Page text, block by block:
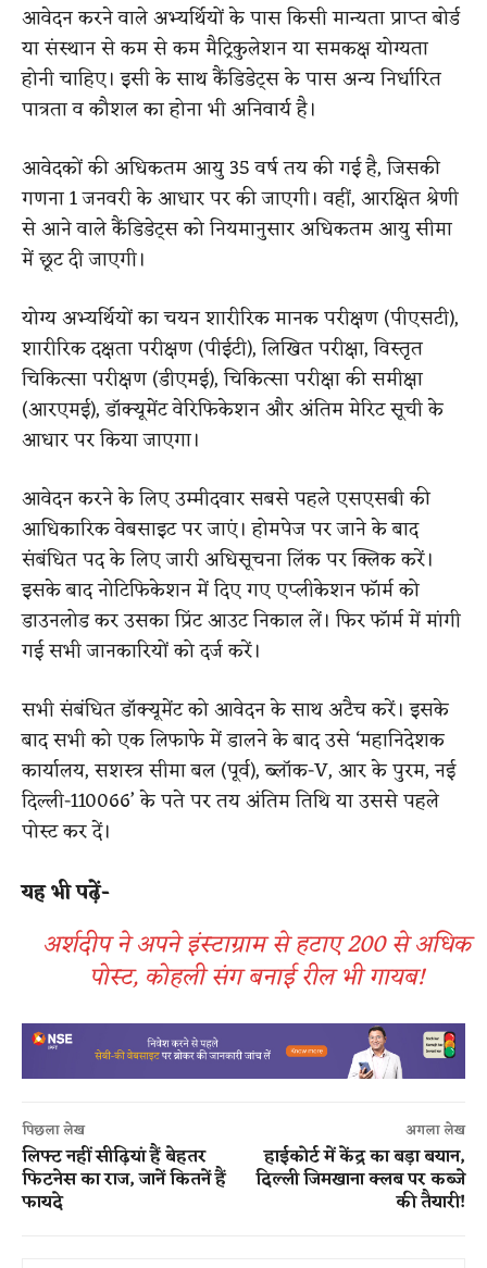
आवेदन करने वाले अभ्यर्थियों के पास किसी मान्यता प्राप्त बोर्ड
या संस्थान से कम से कम मैट्रिकुलेशन या समकक्ष योग्यता
होनी चाहिए। इसी के साथ कैंडिडेट्स के पास अन्य निर्धारित
पात्रता व कौशल का होना भी अनिवार्य है।
आवेदकों की अधिकतम आयु 35 वर्ष तय की गई है, जिसकी
गणना 1 जनवरी के आधार पर की जाएगी। वहीं, आरक्षित श्रेणी
से आने वाले कैंडिडेट्स को नियमानुसार अधिकतम आयु सीमा
में छूट दी जाएगी।
योग्य अभ्यर्थियों का चयन शारीरिक मानक परीक्षण (पीएसटी),
शारीरिक दक्षता परीक्षण (पीईटी), लिखित परीक्षा, विस्तृत
चिकित्सा परीक्षण (डीएमई), चिकित्सा परीक्षा की समीक्षा
(आरएमई), डॉक्यूमेंट वेरिफिकेशन और अंतिम मेरिट सूची के
आधार पर किया जाएगा।
आवेदन करने के लिए उम्मीदवार सबसे पहले एसएसबी की
आधिकारिक वेबसाइट पर जाएं। होमपेज पर जाने के बाद
संबंधित पद के लिए जारी अधिसूचना लिंक पर क्लिक करें।
इसके बाद नोटिफिकेशन में दिए गए एप्लीकेशन फॉर्म को
डाउनलोड कर उसका प्रिंट आउट निकाल लें। फिर फॉर्म में मांगी
गई सभी जानकारियों को दर्ज करें।
सभी संबंधित डॉक्यूमेंट को आवेदन के साथ अटैच करें। इसके
बाद सभी को एक लिफाफे में डालने के बाद उसे ‘महानिदेशक
कार्यालय, सशस्त्र सीमा बल (पूर्व), ब्लॉक-V, आर के पुरम, नई
दिल्ली-110066’ के पते पर तय अंतिम तिथि या उससे पहले
पोस्ट कर दें।
यह भी पढ़ें-
अर्शदीप ने अपने इंस्टाग्राम से हटाए 200 से अधिक
पोस्ट, कोहली संग बनाई रील भी गायब!
पिछला लेख
लिफ्ट नहीं सीढ़ियां हैं बेहतर
फिटनेस का राज, जानें कितनें हैं
फायदे
अगला लेख
हाईकोर्ट में केंद्र का बड़ा बयान,
दिल्ली जिमखाना क्लब पर कब्जे
की तैयारी!